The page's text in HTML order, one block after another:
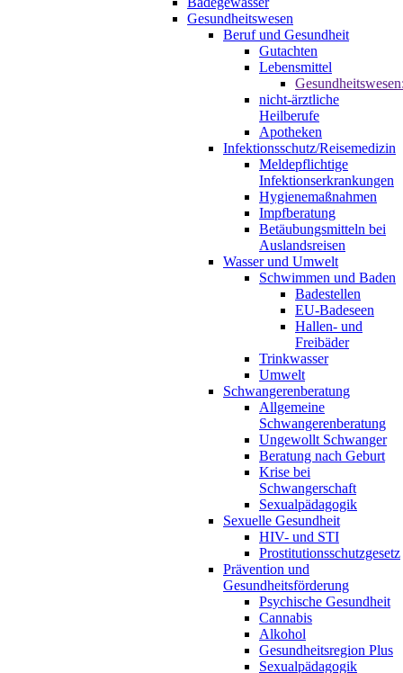
Gesundheitswesen
Beruf und Gesundheit
Gutachten
Lebensmittel
nicht-ärztliche
Heilberufe
Apotheken
Infektionsschutz/Reisemedizin
Meldepflichtige
Infektionserkrankungen
Hygienemaßnahmen
Impfberatung
Betäubungsmitteln bei
Auslandsreisen
Wasser und Umwelt
Schwimmen und Baden
Badestellen
EU-Badeseen
Hallen- und
Freibäder
Trinkwasser
Umwelt
Schwangerenberatung
Allgemeine
Schwangerenberatung
Ungewollt Schwanger
Beratung nach Geburt
Krise bei
Schwangerschaft
Sexualpädagogik
Sexuelle Gesundheit
HIV- und STI
Prostitutionsschutzgesetz
Prävention und
Gesundheitsförderung
Psychische Gesundheit
Cannabis
Alkohol
Gesundheitsregion Plus
Sexualpädagogik